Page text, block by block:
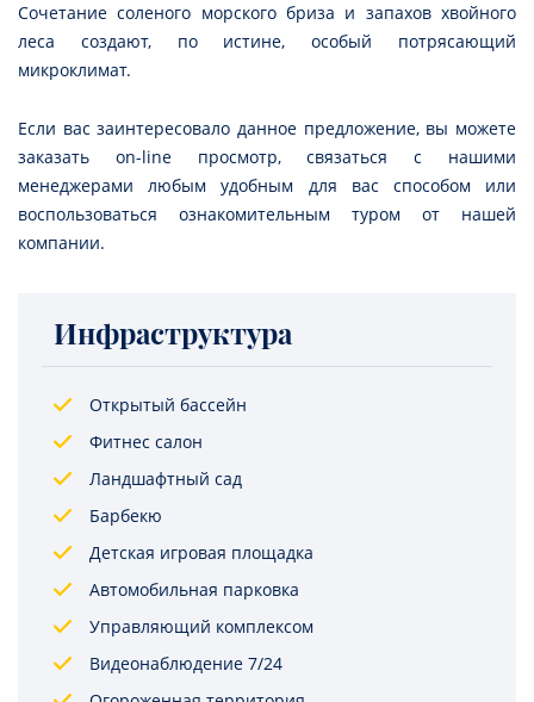
Сочетание соленого морского бриза и запахов хвойного
леса создают, по истине, особый потрясающий
микроклимат.
Если вас заинтересовало данное предложение, вы можете
заказать on-line просмотр, связаться с нашими
менеджерами любым удобным для вас способом или
воспользоваться ознакомительным туром от нашей
компании.
Инфраструктура
Открытый бассейн
Фитнес салон
Ландшафтный сад
Барбекю
Детская игровая площадка
Автомобильная парковка
Управляющий комплексом
Видеонаблюдение 7/24